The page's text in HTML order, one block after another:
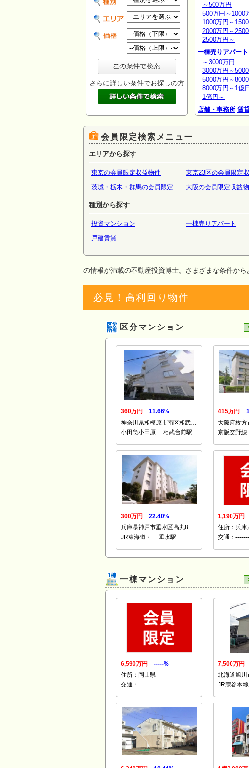
さらに詳しい条件でお探しの方
～500万円
500万円～1000
1000万円～
2000万円～
2500万円～
一棟売りアパート
～3000万円
3000万円～
5000万円～
8000万円～1億
1億円～
店舗・事務所 賃
会員限定検索メニュー
エリアから探す
東京の会員限定収益物件 東京23区の会員限定
茨城・栃木・群馬の会員限定
大阪の会員限定収益
種別から探す
投資マンション 一棟売りアパート
戸建賃貸
の情報が満載の不動産投資博士。さまざまな条件か
必見！高利回り物件
区分マンション
360万円
11.66%
神奈川県相模原市南区相武…
小田急小田原… 相武台前駅
415万円
大阪府枚方
京阪交野線
300万円
22.40%
兵庫県神戸市垂水区高丸8…
JR東海道・… 垂水駅
1,190万円
住所：兵庫
交通：
一棟マンション
6,590万円
-----%
住所：岡山県 -----------
交通：----------------
7,500万円
北海道旭川
JR宗谷本